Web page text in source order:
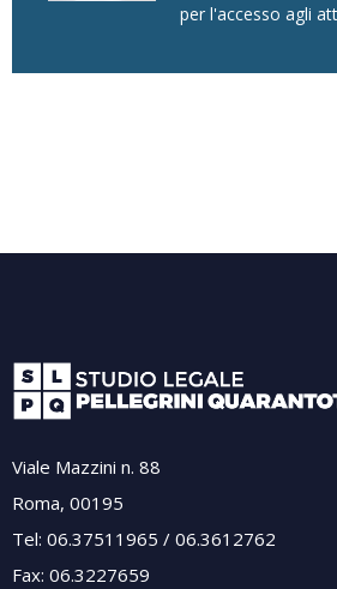
per l'accesso agli
Viale Mazzini n. 88
Roma, 00195
Tel: 06.37511965 / 06.3612762
Fax: 06.3227659